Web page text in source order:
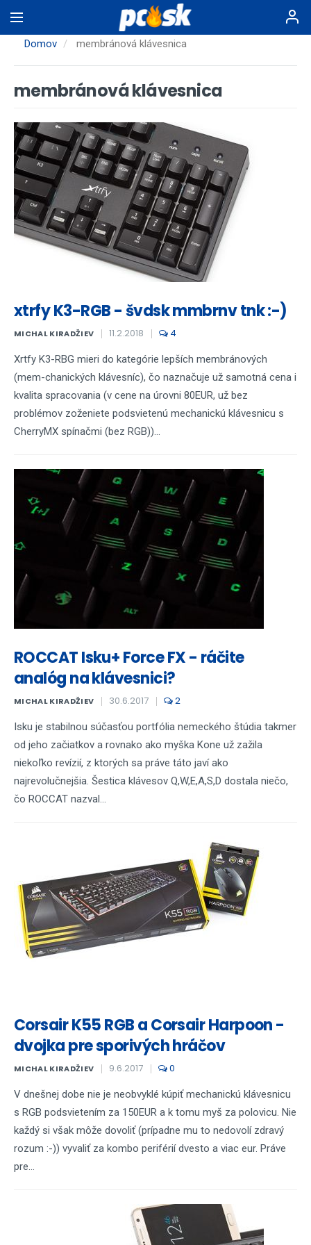
na
hlavnýDomov membránová klávesnica
membránová klávesnica
xtrfy K3-RGB - švdsk mmbrnv tnk :-)
MICHAL KIRADŽIEV 11.2.2018 4
Xrtfy K3-RBG mieri do kategórie lepších membránových
(mem-chanických klávesníc), čo naznačuje už samotná cena i
kvalita spracovania (v cene na úrovni 80EUR, už bez
problémov zoženiete podsvietenú mechanickú klávesnicu s
CherryMX spínačmi (bez RGB))...
ROCCAT Isku+ Force FX - ráčite
analóg na klávesnici?
MICHAL KIRADŽIEV 30.6.2017 2
Isku je stabilnou súčasťou portfólia nemeckého štúdia takmer
od jeho začiatkov a rovnako ako myška Kone už zažila
niekoľko revízií, z ktorých sa práve táto javí ako
najrevolučnejšia. Šestica klávesov Q,W,E,A,S,D dostala niečo,
čo ROCCAT nazval...
Corsair K55 RGB a Corsair Harpoon -
dvojka pre sporivých hráčov
MICHAL KIRADŽIEV 9.6.2017 0
V dnešnej dobe nie je neobvyklé kúpiť mechanickú klávesnicu
s RGB podsvietením za 150EUR a k tomu myš za polovicu. Nie
každý si však môže dovoliť (prípadne mu to nedovolí zdravý
rozum :-)) vyvaliť za kombo periférií dvesto a viac eur. Práve
pre...